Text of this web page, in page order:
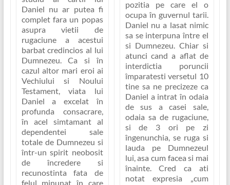
Daniel nu ar putea fi
complet fara un popas
asupra vietii de
rugaciune a acestui
barbat credincios al lui
Dumnezeu. Ca si în
cazul altor mari eroi ai
Vechiului si Noului
Testament, viata lui
Daniel a excelat în
profunda consacrare,
în acel simtamant al
dependentei sale
totale de Dumnezeu si
într-un spirit neobosit
de încredere si
recunostinta fata de
felul minunat în care
pozitia pe care el o
ocupa în guvernul tarii.
Daniel nu a lasat nimic
sa se interpuna între el
si Dumnezeu. Chiar si
atunci cand a aflat de
interdictia poruncii
împaratesti versetul 10
tine sa ne precizeze ca
Daniel a intrat în odaia
de sus a casei sale,
odaia sa de rugaciune,
si de 3 ori pe zi
îngenunchia, se ruga si
lauda pe Dumnezeul
lui, asa cum facea si mai
înainte. Cred ca ati
notat expresia „cum